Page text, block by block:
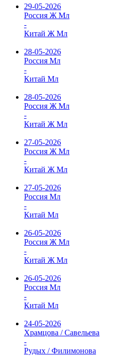
29-05-2026
Россия Ж Мл
-
Китай Ж Мл
28-05-2026
Россия Мл
-
Китай Мл
28-05-2026
Россия Ж Мл
-
Китай Ж Мл
27-05-2026
Россия Ж Мл
-
Китай Ж Мл
27-05-2026
Россия Мл
-
Китай Мл
26-05-2026
Россия Ж Мл
-
Китай Ж Мл
26-05-2026
Россия Мл
-
Китай Мл
24-05-2026
Храмцова / Савельева
-
Рудых / Филимонова